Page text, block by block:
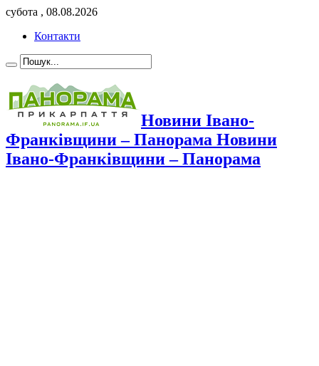
субота , 08.08.2026
Контакти
Новини Івано-
Франківщини – Панорама Новини
Івано-Франківщини – Панорама